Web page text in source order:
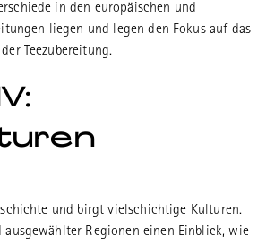
in den europäischen und
liegen und legen den Fokus auf das
Teezubereitung.
und birgt vielschichtige Kulturen.
Regionen einen Einblick, wie